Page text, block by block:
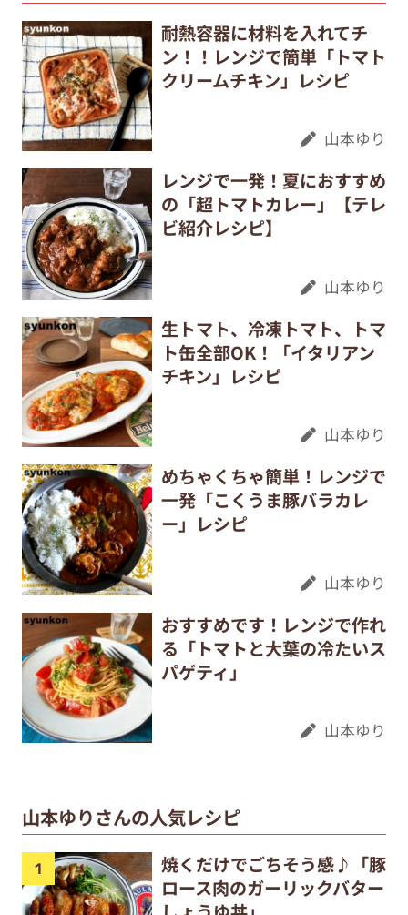
耐熱容器に材料を入れてチ
ン！！レンジで簡単「トマト
クリームチキン」レシピ
山本ゆり
レンジで一発！夏におすすめ
の「超トマトカレー」【テレ
ビ紹介レシピ】
山本ゆり
生トマト、冷凍トマト、トマ
ト缶全部OK！「イタリアン
チキン」レシピ
山本ゆり
めちゃくちゃ簡単！レンジで
一発「こくうま豚バラカレ
ー」レシピ
山本ゆり
おすすめです！レンジで作れ
る「トマトと大葉の冷たいス
パゲティ」
山本ゆり
山本ゆりさんの人気レシピ
焼くだけでごちそう感♪「豚
ロース肉のガーリックバター